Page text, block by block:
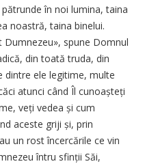
în noi lumina, taina
noastră, taina binelui.
Dumnezeu», spune Domnul
din toată truda, din
dintre ele legitime, multe
atunci când Îl cunoașteți
veți vedea și cum
aceste griji și, prin
un rost încercările ce vin
întru sfinții Săi,